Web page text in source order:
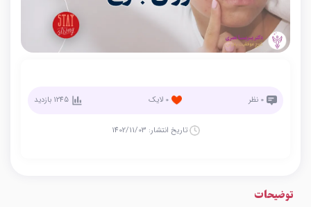
0 نظر 0 لایک 1245 بازدید
تاریخ انتشار: 1402/11/03
توضیحات